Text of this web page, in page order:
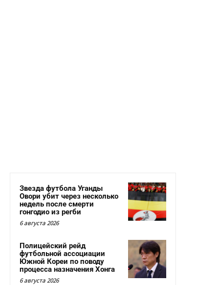
Звезда футбола Уганды
Овори убит через несколько
недель после смерти
гонгодио из регби
6 августа 2026
Полицейский рейд
футбольной ассоциации
Южной Кореи по поводу
процесса назначения Хонга
6 августа 2026